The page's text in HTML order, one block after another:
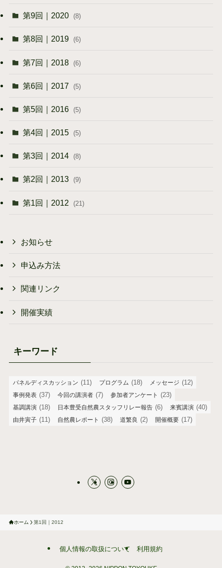
第9回｜2020 (8)
第8回｜2019 (6)
第7回｜2018 (6)
第6回｜2017 (5)
第5回｜2016 (5)
第4回｜2015 (5)
第3回｜2014 (8)
第2回｜2013 (9)
第1回｜2012 (21)
お知らせ
申込み方法
関連リンク
開催実績
キーワード
パネルディスカッション (11) プログラム (18) メッセージ (12)
事例発表 (37) 今回の講演者 (7) 参加者アンケート (23)
基調講演 (18) 日本豊受自然農スタッフリレー報告 (6) 来賓講演 (40)
由井寅子 (11) 自然農レポート (38) 道繁良 (2) 開催概要 (17)
ホーム 第1回｜2012
個人情報の取扱について 利用規約